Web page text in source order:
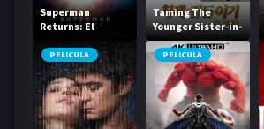
Superman
Returns: El
Taming The
Younger Sister-in-
Law Origin
PELICULA PELICULA